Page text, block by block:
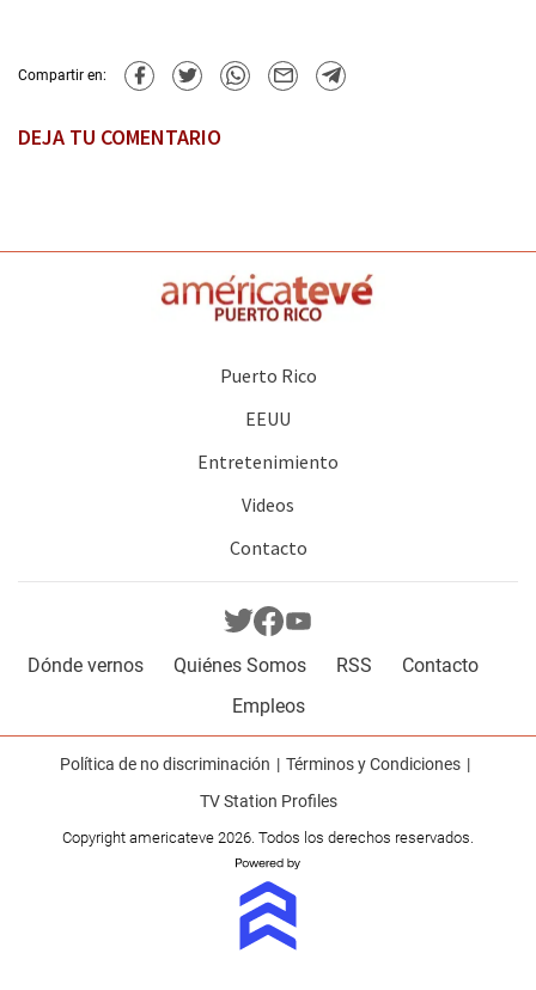
Compartir en:
DEJA TU COMENTARIO
Puerto Rico
EEUU
Entretenimiento
Videos
Contacto
Dónde vernos Quiénes Somos RSS
Contacto
Empleos
Política de no discriminación
Términos y Condiciones
TV Station Profiles
Copyright americateve 2026. Todos los derechos reservados.